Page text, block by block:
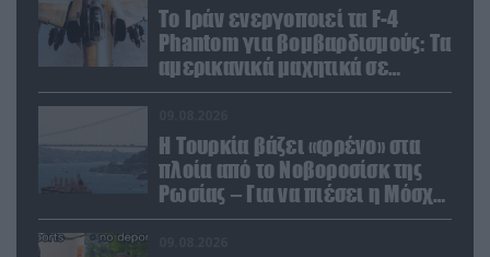
Το Ιράν ενεργοποιεί τα F-4
Phantom για βομβαρδισμούς: Τα
αμερικανικά μαχητικά σε
ετοιμότητα να χτυπήσουν
Η Τουρκία βάζει «φρένο» στα
πλοία από το Νοβοροσίσκ της
Ρωσίας – Για να πιέσει η Μόσχα
το Ιράν;